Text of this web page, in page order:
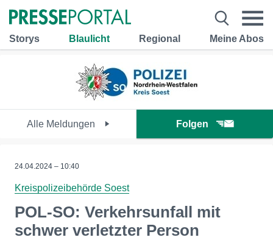
Storys Blaulicht Regional Meine Abos
Alle Meldungen Folgen
24.04.2024 – 10:40
Kreispolizeibehörde Soest
POL-SO: Verkehrsunfall mit
schwer verletzter Person